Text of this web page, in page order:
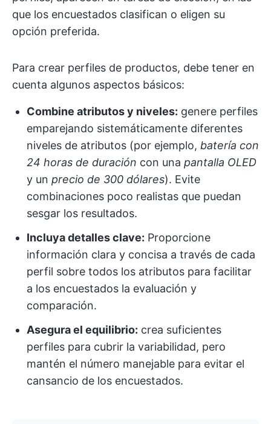
que los encuestados clasifican o eligen su
opción preferida.
Para crear perfiles de productos, debe tener en
cuenta algunos aspectos básicos:
Combine atributos y niveles: genere perfiles
emparejando sistemáticamente diferentes
niveles de atributos (por ejemplo, batería con
24 horas de duración con una pantalla OLED
y un precio de 300 dólares). Evite
combinaciones poco realistas que puedan
sesgar los resultados.
Incluya detalles clave: Proporcione
información clara y concisa a través de cada
perfil sobre todos los atributos para facilitar
a los encuestados la evaluación y
comparación.
Asegura el equilibrio: crea suficientes
perfiles para cubrir la variabilidad, pero
mantén el número manejable para evitar el
cansancio de los encuestados.